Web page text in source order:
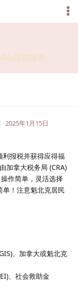
报税服务
2025年1月15日
利报税并获得应得福
加拿大税务局 (CRA)
作简单，灵活选择
单！注意魁北克居民
、加拿大或魁北克
、社会救助金